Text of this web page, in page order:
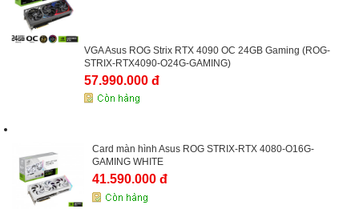
VGA Asus ROG Strix RTX 4090 OC 24GB Gaming (ROG-
STRIX-RTX4090-O24G-GAMING)
57.990.000 đ
Card màn hình Asus ROG STRIX-RTX 4080-O16G-
GAMING WHITE
41.590.000 đ